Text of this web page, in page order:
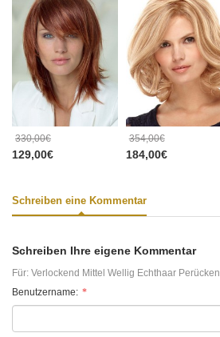
330,00€
129,00€
354,00€
184,00€
Schreiben eine Kommentar
Schreiben Ihre eigene Kommentar
Für: Verlockend Mittel Wellig Echthaar Perücken
Benutzername: